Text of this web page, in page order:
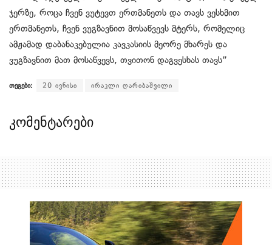
ჯერზე, როცა ჩვენ ვუტევთ ერთმანეთს და თავს ვესხმით
ერთმანეთს, ჩვენ ვუგზავნით მოსაწვევს მტერს, რომელიც
ამჟამად დაბანაკებულია კავკასიის მეორე მხარეს და
ვუგზავნით მათ მოსაწვევს, თვითონ დაგვესხას თავს”
თეგები: 20 ივნისი ირაკლი ღარიბაშვილი
კომენტარები